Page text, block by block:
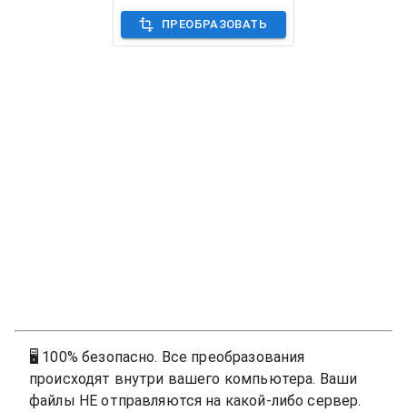
ПРЕОБРАЗОВАТЬ
🖥 100% безопасно. Все преобразования
происходят внутри вашего компьютера. Ваши
файлы НЕ отправляются на какой-либо сервер.